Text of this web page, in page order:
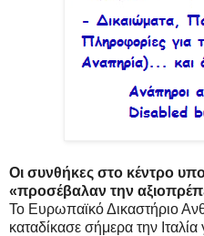
Οι συνθήκες στο κέντρο
«προσέβαλαν την
Το Ευρωπαϊκό Δικαστήριο
καταδίκασε σήμερα την Ιταλία